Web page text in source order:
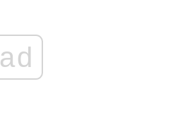
ad